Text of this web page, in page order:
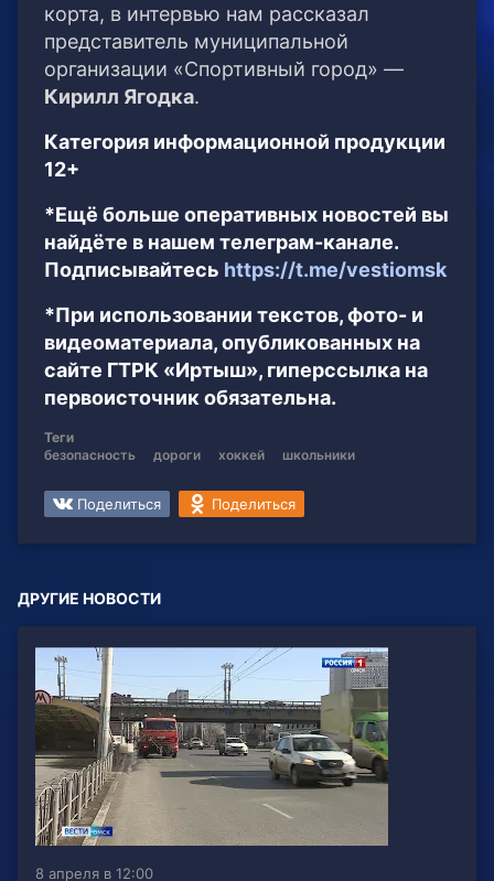
корта, в интервью нам рассказал
представитель муниципальной
организации «Спортивный город» —
Кирилл Ягодка.
Категория информационной продукции
12+
*Ещё больше оперативных новостей вы
найдёте в нашем телеграм-канале.
Подписывайтесь https://t.me/vestiomsk
*При использовании текстов, фото- и
видеоматериала, опубликованных на
сайте ГТРК «Иртыш», гиперссылка на
первоисточник обязательна.
Теги
безопасность
дороги хоккей школьники
Поделиться Поделиться
ДРУГИЕ НОВОСТИ
8 апреля в 12:00